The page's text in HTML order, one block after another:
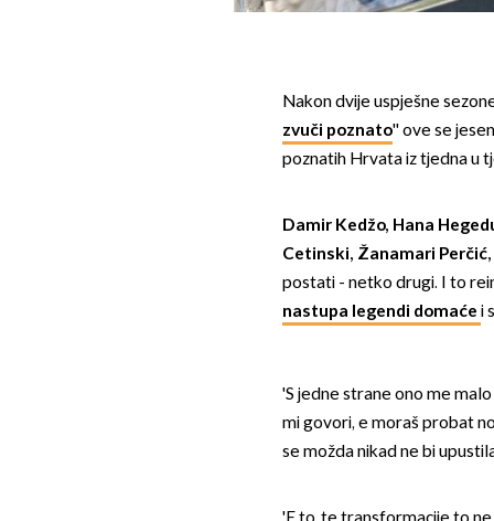
Nakon dvije uspješne
zvuči poznato'' ove se
poznatih Hrvata iz tjedna u
Damir Kedžo, Hana
Cetinski, Žanamari
postati - netko drugi. I to
nastupa legendi domaće i
'S jedne strane ono me
mi govori, e moraš probat
se možda nikad ne bi